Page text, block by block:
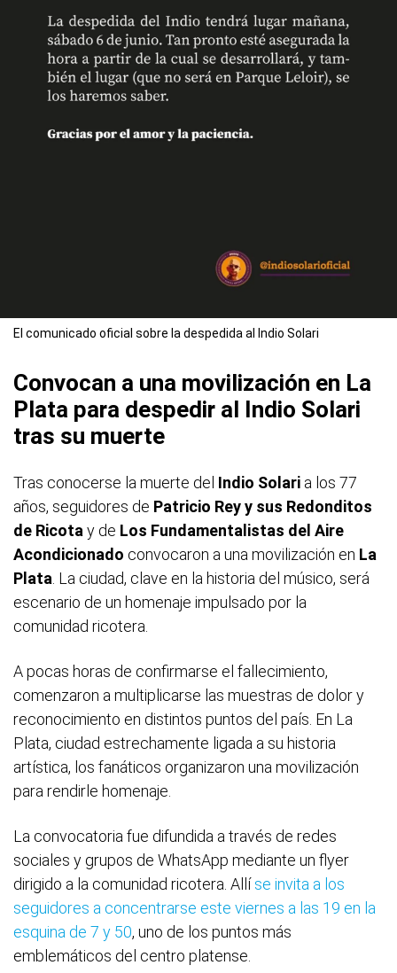
El comunicado oficial sobre la despedida al Indio Solari
Convocan a una movilización en La
Plata para despedir al Indio Solari
tras su muerte
Tras conocerse la muerte del Indio Solari a los 77
años, seguidores de Patricio Rey y sus Redonditos
de Ricota y de Los Fundamentalistas del Aire
Acondicionado convocaron a una movilización en La
Plata . La ciudad, clave en la historia del músico, será
escenario de un homenaje impulsado por la
comunidad ricotera.
A pocas horas de confirmarse el fallecimiento,
comenzaron a multiplicarse las muestras de dolor y
reconocimiento en distintos puntos del país. En La
Plata, ciudad estrechamente ligada a su historia
artística, los fanáticos organizaron una movilización
para rendirle homenaje.
La convocatoria fue difundida a través de redes
sociales y grupos de WhatsApp mediante un flyer
dirigido a la comunidad ricotera. Allíse invita a los
seguidores a concentrarse este viernes a las 19 en la
esquina de 7 y 50, uno de los puntos más
emblemáticos del centro platense.